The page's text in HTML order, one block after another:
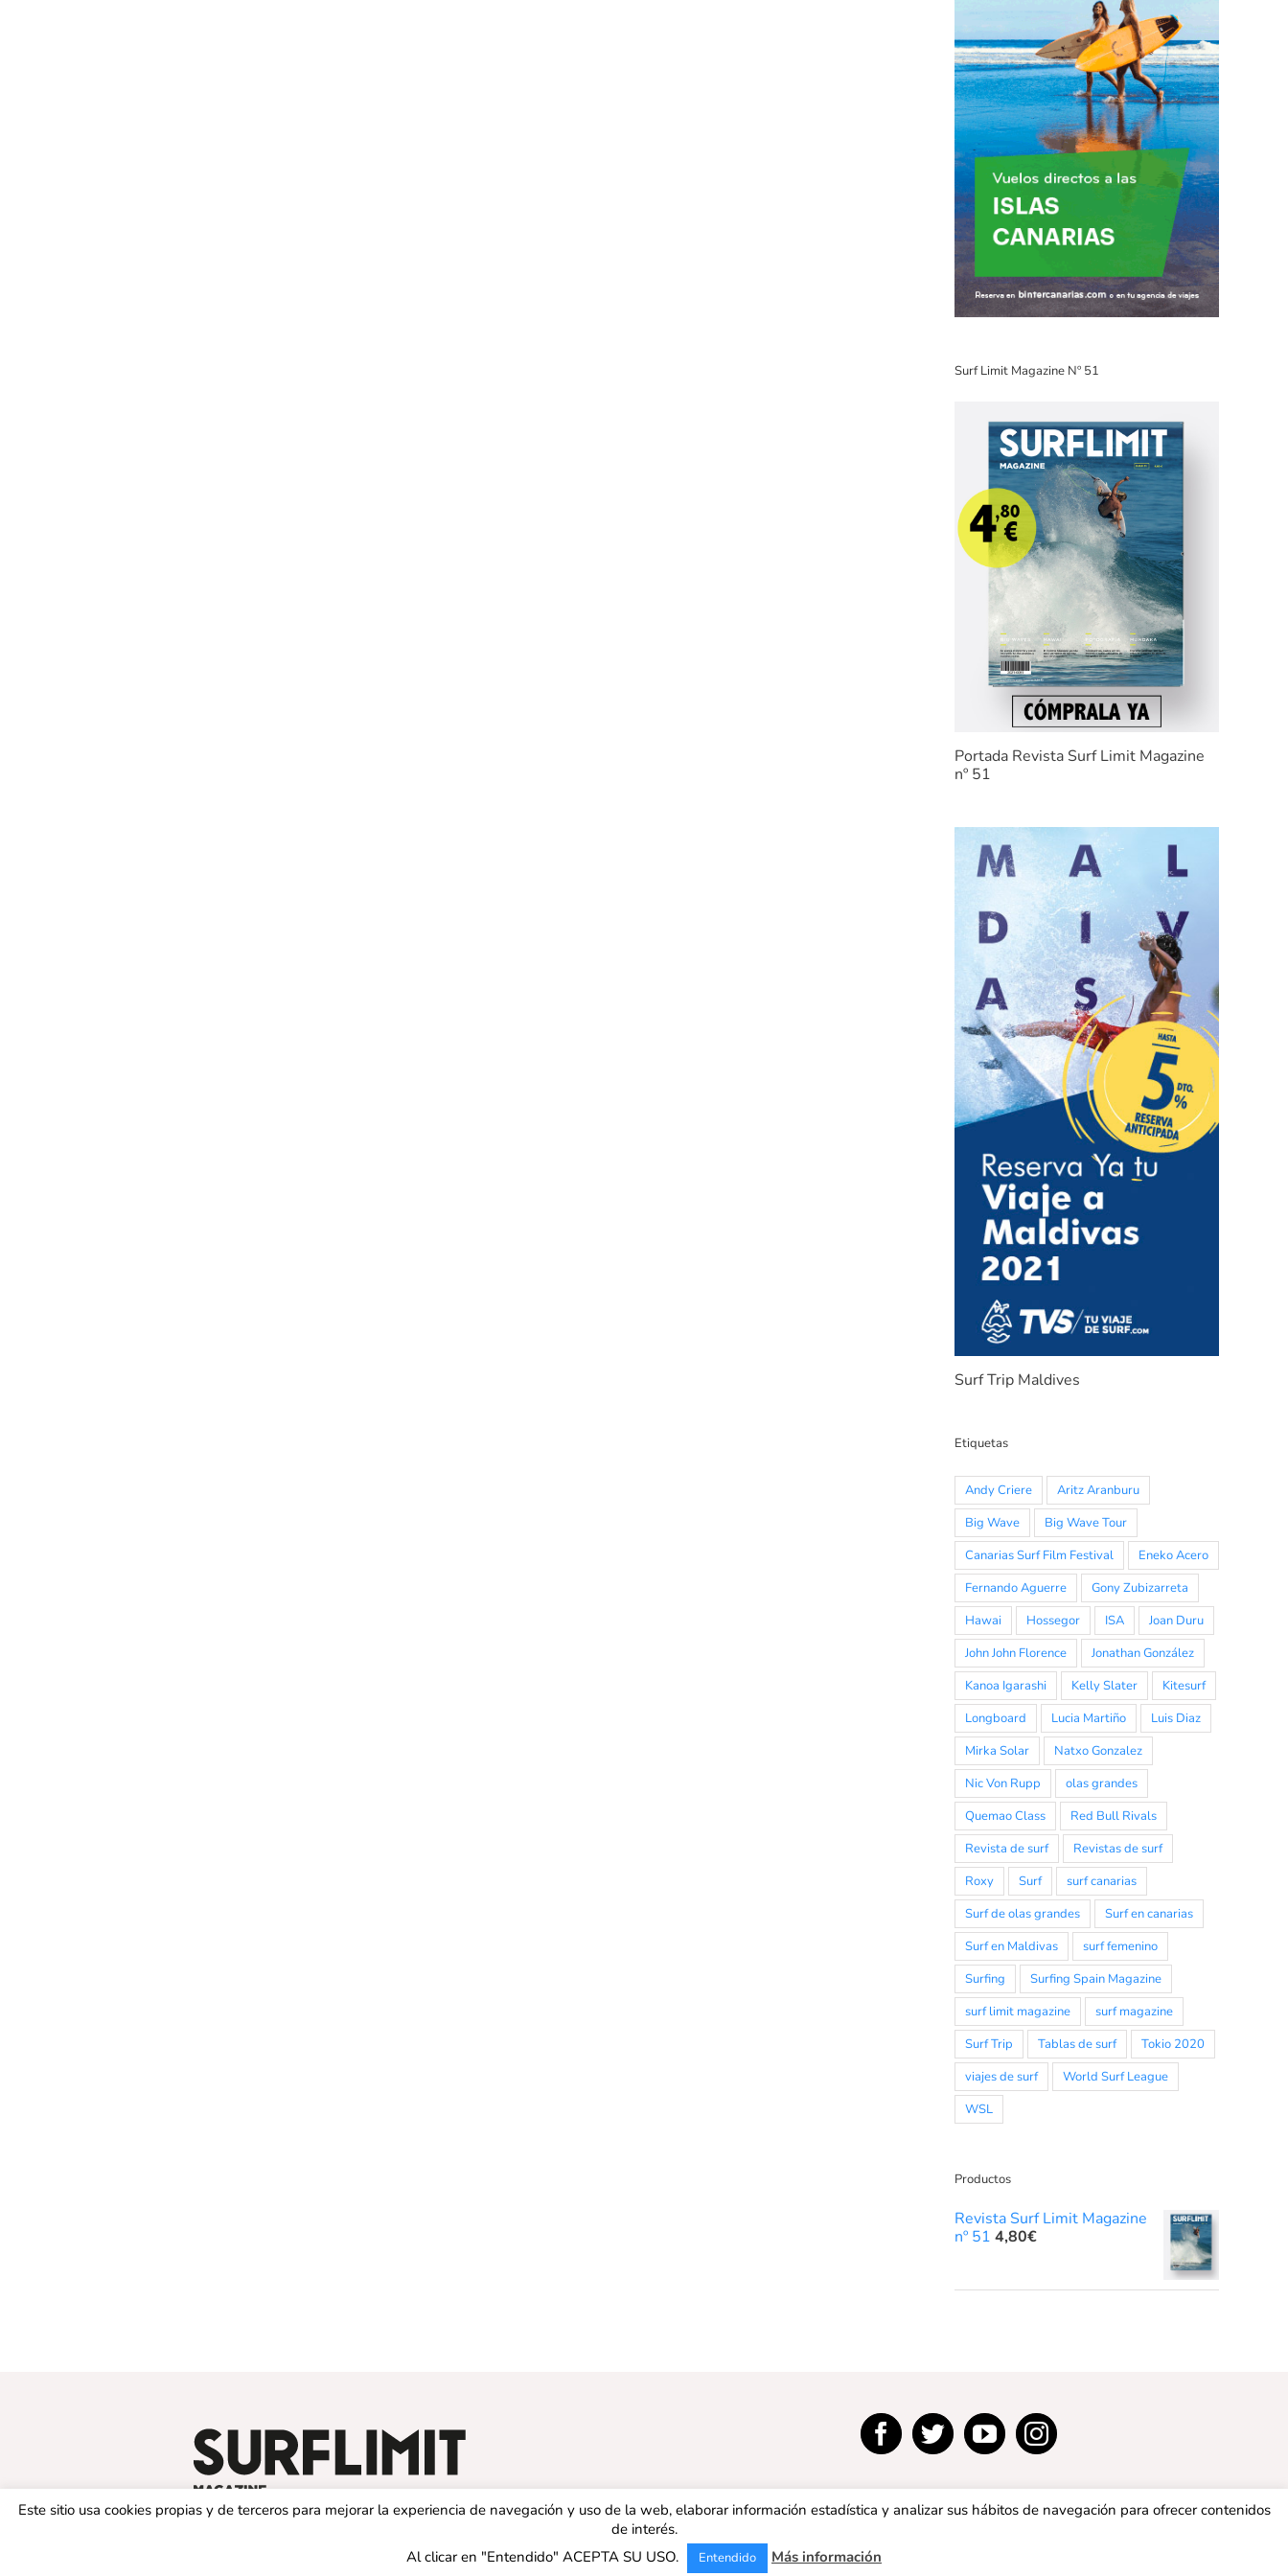
Surf Limit Magazine Nº 51
Portada Revista Surf Limit Magazine
nº 51
Surf Trip Maldives
Etiquetas
Andy Criere
Aritz Aranburu
Big Wave
Big Wave Tour
Canarias Surf Film Festival
Eneko Acero
Fernando Aguerre
Gony Zubizarreta
Hawai
Hossegor ISA
Joan Duru
John John Florence
Jonathan González
Kanoa Igarashi
Kelly Slater
Kitesurf
Longboard
Lucia Martiño
Luis Diaz
Mirka Solar
Natxo Gonzalez
Nic Von Rupp
olas grandes
Quemao Class
Red Bull Rivals
Revista de surf
Revistas de surf
Roxy
Surf
surf canarias
Surf de olas grandes
Surf en canarias
Surf en Maldivas
surf femenino
Surfing
Surfing Spain Magazine
surf limit magazine
surf magazine
Surf Trip
Tablas de surf
Tokio 2020
viajes de surf
World Surf League
WSL
Productos
Revista Surf Limit Magazine
nº 51 4,80€
Este sitio usa cookies propias y de terceros para mejorar la experiencia de navegación y uso de la web, elaborar información estadística y analizar sus hábitos de navegación para ofrecer contenidos
de interés.
Al clicar en "Entendido" ACEPTA SU USO.
Entendido Más información